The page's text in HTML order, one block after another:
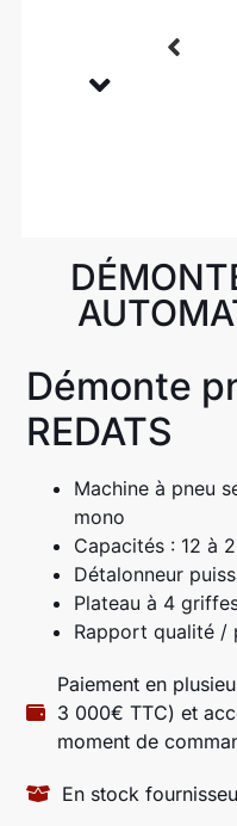
Démonte
REDATS
Machine à pneu
mono
Capacités : 12 à
Détalonneur
Plateau à 4
Rapport qualité /
Paiement en
3 000€ TTC) et
moment de
En stock